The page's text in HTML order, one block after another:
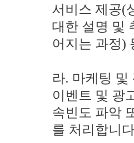
서비스 제공(
대한 설명 및
어지는 과정)
라. 마케팅 및
이벤트 및 광
속빈도 파악
를 처리합니